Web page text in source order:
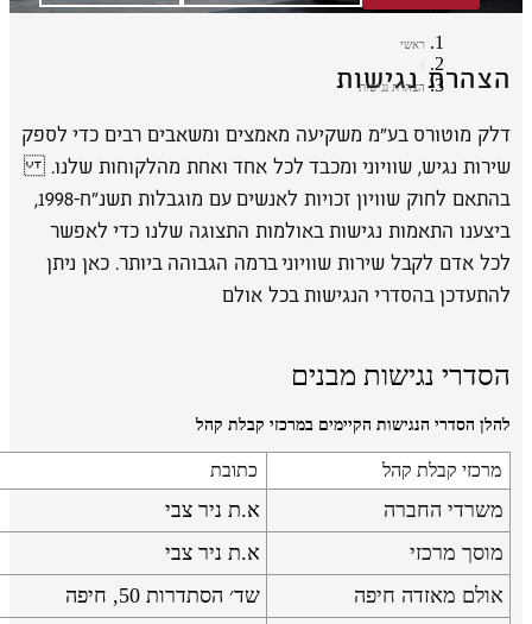
ראשי
הצהרת נגישות
הצהרת נגישות
דלק מוטורס בע"מ משקיעה מאמצים ומשאבים רבים כדי לספק
שירות נגיש, שוויוני ומכבד לכל אחד ואחת מהלקוחות שלנו.
בהתאם לחוק שוויון זכויות לאנשים עם מוגבלות תשנ״ח-1998,
ביצענו התאמות נגישות באולמות התצוגה שלנו כדי לאפשר
לכל אדם לקבל שירות שוויוני ברמה הגבוהה ביותר. כאן ניתן
להתעדכן בהסדרי הנגישות בכל אולם
הסדרי נגישות מבנים
להלן הסדרי הנגישות הקיימים במרכזי קבלת קהל
מרכזי קבלת קהל כתובת
משרדי החברה
א.ת ניר צבי
מוסך מרכזי
א.ת ניר צבי
אולם מאזדה חיפה
שד׳ הסתדרות 50, חיפה